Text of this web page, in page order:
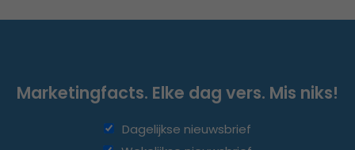
Marketingfacts. Elke dag vers. Mis niks!
Dagelijkse nieuwsbrief